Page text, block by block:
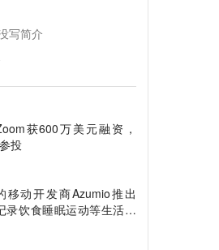
写简介
获600万美元融资，
投
移动开发商Azumio推出
录饮食睡眠运动等生活的